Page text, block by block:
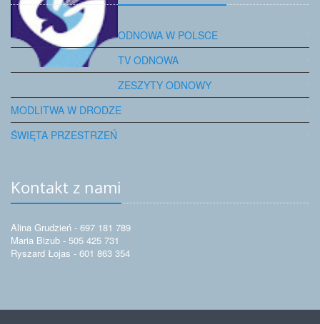
ODNOWA W POLSCE
TV ODNOWA
ZESZYTY ODNOWY
MODLITWA W DRODZE
ŚWIĘTA PRZESTRZEŃ
Kontakt z nami
Alina Grudzień - 697 181 789
Maria Bizub - 505 425 731
Ryszard Łojas - 601 863 354